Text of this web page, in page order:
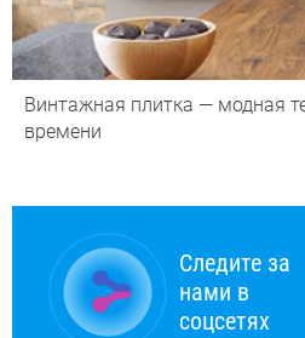
Винтажная плитка — модная
времени
Следите за
нами в
соцсетях